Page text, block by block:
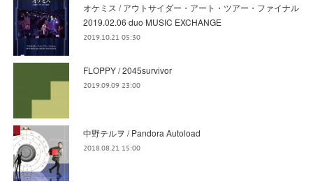
オケミス / アウトサイダー・アート・ツアー・ファイナル
2019.02.06 duo MUSIC EXCHANGE
2019.10.21 05:30
FLOPPY / 2045survivor
2019.09.09 23:00
中野テルヲ / Pandora Autoload
2018.08.21 15:00